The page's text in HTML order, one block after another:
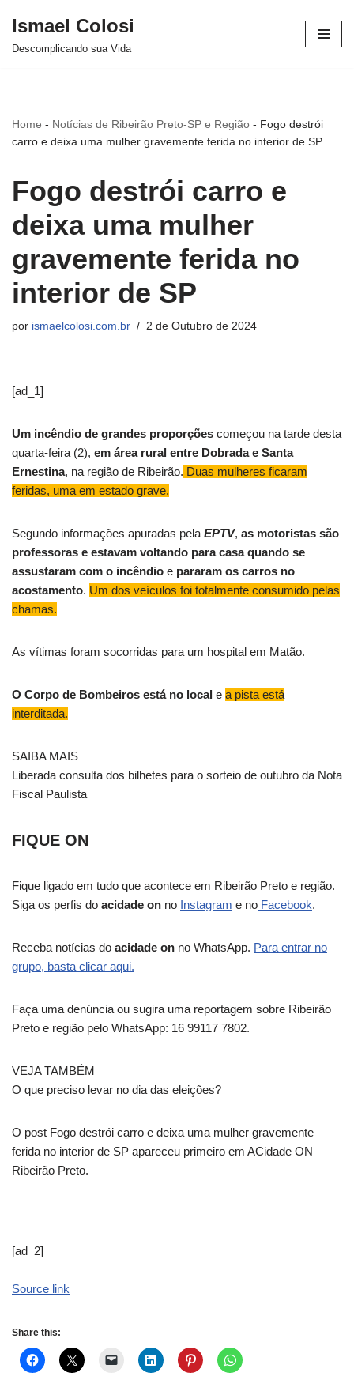
Avançar
Ismael Colosi
Descomplicando sua Vida
Home - Notícias de Ribeirão Preto-SP e Região - Fogo destrói
carro e deixa uma mulher gravemente ferida no interior de SP
Fogo destrói carro e
deixa uma mulher
gravemente ferida no
interior de SP
por ismaelcolosi.com.br 2 de Outubro de 2024
[ad_1]
Um incêndio de grandes proporções começou na tarde desta
quarta-feira (2), em área rural entre Dobrada e Santa
Ernestina, na região de Ribeirão. Duas mulheres ficaram
feridas, uma em estado grave.
Segundo informações apuradas pela EPTV, as motoristas são
professoras e estavam voltando para casa quando se
assustaram com o incêndio e pararam os carros no
acostamento. Um dos veículos foi totalmente consumido pelas
chamas.
As vítimas foram socorridas para um hospital em Matão.
O Corpo de Bombeiros está no local e a pista está
interditada.
SAIBA MAIS
Liberada consulta dos bilhetes para o sorteio de outubro da Nota
Fiscal Paulista
FIQUE ON
Fique ligado em tudo que acontece em Ribeirão Preto e região.
Siga os perfis do acidade on no Instagram e no Facebook.
Receba notícias do acidade on no WhatsApp. Para entrar no
grupo, basta clicar aqui.
Faça uma denúncia ou sugira uma reportagem sobre Ribeirão
Preto e região pelo WhatsApp: 16 99117 7802.
VEJA TAMBÉM
O que preciso levar no dia das eleições?
O post Fogo destrói carro e deixa uma mulher gravemente
ferida no interior de SP apareceu primeiro em ACidade ON
Ribeirão Preto.
[ad_2]
Source link
Share this: